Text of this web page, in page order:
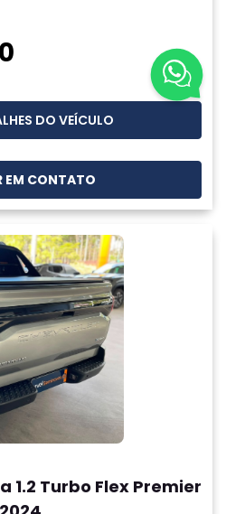
DO VEÍCULO
EM CONTATO
1.2 Turbo Flex Premier